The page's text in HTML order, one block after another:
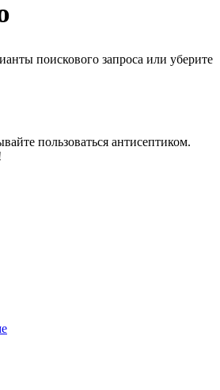
поискового запроса или уберите
пользоваться антисептиком.